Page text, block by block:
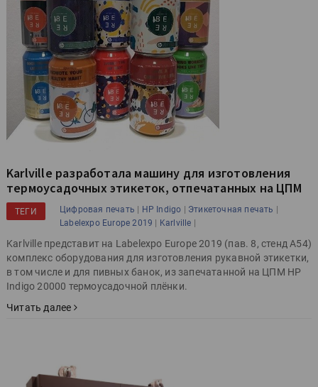
Karlville разработала машину для изготовления
термоусадочных этикеток, отпечатанных на ЦПМ
ТЕГИ Цифровая печать | HP Indigo | Этикеточная печать |
Labelexpo Europe 2019 | Karlville |
Karlville представит на Labelexpo Europe 2019 (пав. 8, стенд A54)
комплекс оборудования для изготовления рукавной этикетки,
в том числе и для пивных банок, из запечатанной на ЦПМ HP
Indigo 20000 термоусадочной плёнки.
Читать далее